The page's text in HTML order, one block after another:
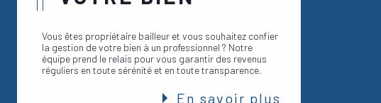
Vous êtes propriétaire bailleur et vous souhaitez confier
la gestion de votre bien à un professionnel ? Notre
équipe prend le relais pour vous garantir des revenus
réguliers en toute sérénité et en toute transparence.
En savoir plus